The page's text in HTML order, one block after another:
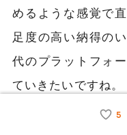
めるような感覚で
足度の高い納得の
代のプラットフォ
ていきたいですね。
5